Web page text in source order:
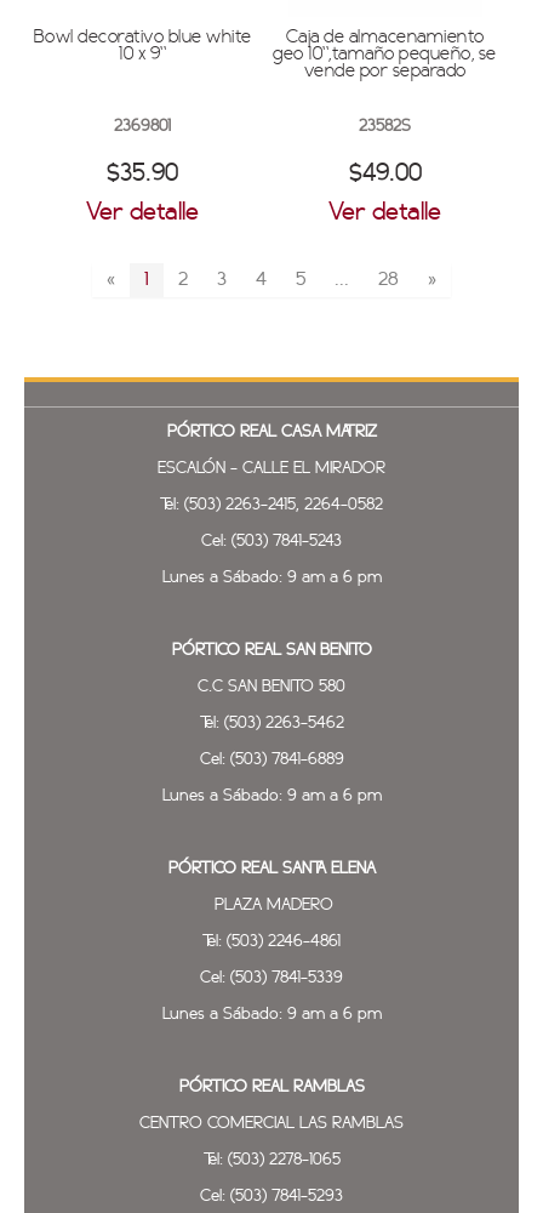
Bowl decorativo blue white
10 x 9''
2369801
$35.90
Ver detalle
Caja de almacenamiento
geo 10'',tamaño pequeño, se
vende por separado
23582S
$49.00
Ver detalle
« 2 3 4 5 ... 28 »
PÓRTICO REAL CASA MATRIZ
ESCALÓN - CALLE EL MIRADOR
Tel: (503) 2263-2415, 2264-0582
Cel: (503) 7841-5243
Lunes a Sábado: 9 am a 6 pm
PÓRTICO REAL SAN BENITO
C.C SAN BENITO 580
Tel: (503) 2263-5462
Cel: (503) 7841-6889
Lunes a Sábado: 9 am a 6 pm
PÓRTICO REAL SANTA ELENA
PLAZA MADERO
Tel: (503) 2246-4861
Cel: (503) 7841-5339
Lunes a Sábado: 9 am a 6 pm
PÓRTICO REAL RAMBLAS
CENTRO COMERCIAL LAS RAMBLAS
Tel: (503) 2278-1065
Cel: (503) 7841-5293